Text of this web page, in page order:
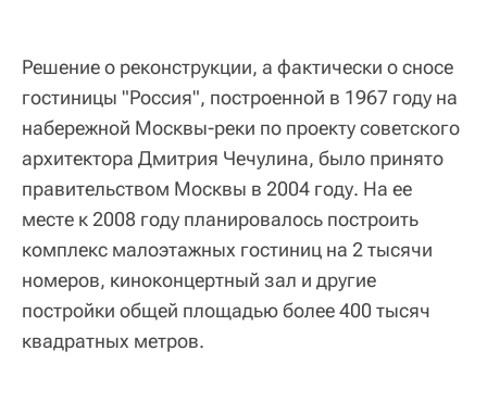
Решение о реконструкции, а фактически о сносе
гостиницы "Россия", построенной в 1967 году на
набережной Москвы-реки по проекту советского
архитектора Дмитрия Чечулина, было принято
правительством Москвы в 2004 году. На ее
месте к 2008 году планировалось построить
комплекс малоэтажных гостиниц на 2 тысячи
номеров, киноконцертный зал и другие
постройки общей площадью более 400 тысяч
квадратных метров.